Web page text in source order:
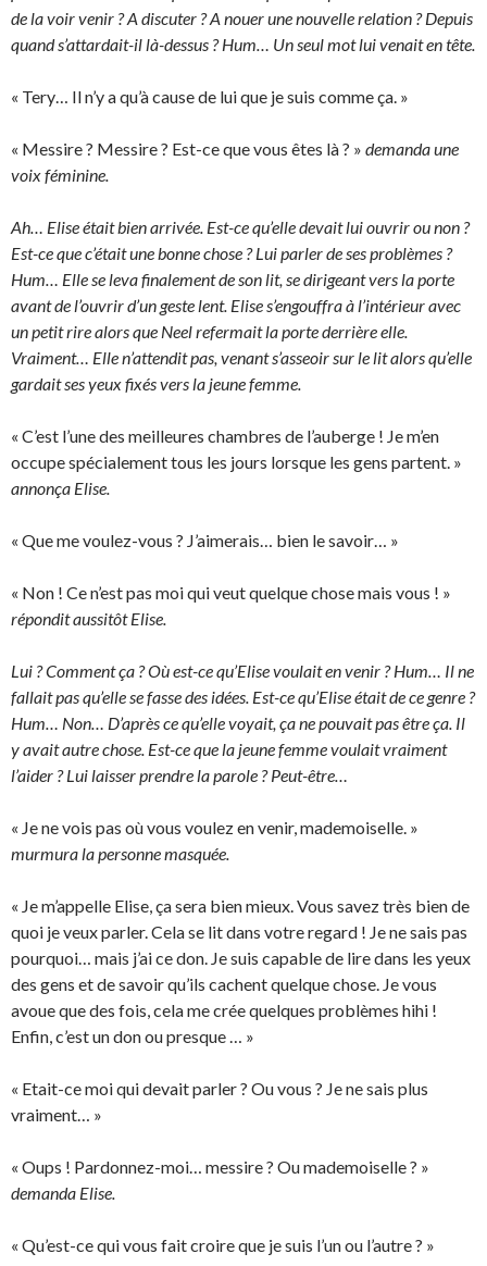
de la voir venir ? A discuter ? A nouer une nouvelle relation ? Depuis
quand s’attardait-il là-dessus ? Hum… Un seul mot lui venait en tête.
« Tery… Il n’y a qu’à cause de lui que je suis comme ça. »
« Messire ? Messire ? Est-ce que vous êtes là ? » demanda une
voix féminine.
Ah… Elise était bien arrivée. Est-ce qu’elle devait lui ouvrir ou non ?
Est-ce que c’était une bonne chose ? Lui parler de ses problèmes ?
Hum… Elle se leva finalement de son lit, se dirigeant vers la porte
avant de l’ouvrir d’un geste lent. Elise s’engouffra à l’intérieur avec
un petit rire alors que Neel refermait la porte derrière elle.
Vraiment… Elle n’attendit pas, venant s’asseoir sur le lit alors qu’elle
gardait ses yeux fixés vers la jeune femme.
« C’est l’une des meilleures chambres de l’auberge ! Je m’en
occupe spécialement tous les jours lorsque les gens partent. »
annonça Elise.
« Que me voulez-vous ? J’aimerais… bien le savoir… »
« Non ! Ce n’est pas moi qui veut quelque chose mais vous ! »
répondit aussitôt Elise.
Lui ? Comment ça ? Où est-ce qu’Elise voulait en venir ? Hum… Il ne
fallait pas qu’elle se fasse des idées. Est-ce qu’Elise était de ce genre ?
Hum… Non… D’après ce qu’elle voyait, ça ne pouvait pas être ça. Il
y avait autre chose. Est-ce que la jeune femme voulait vraiment
l’aider ? Lui laisser prendre la parole ? Peut-être…
« Je ne vois pas où vous voulez en venir, mademoiselle. »
murmura la personne masquée.
« Je m’appelle Elise, ça sera bien mieux. Vous savez très bien de
quoi je veux parler. Cela se lit dans votre regard ! Je ne sais pas
pourquoi… mais j’ai ce don. Je suis capable de lire dans les yeux
des gens et de savoir qu’ils cachent quelque chose. Je vous
avoue que des fois, cela me crée quelques problèmes hihi !
Enfin, c’est un don ou presque … »
« Etait-ce moi qui devait parler ? Ou vous ? Je ne sais plus
vraiment… »
« Oups ! Pardonnez-moi… messire ? Ou mademoiselle ? »
demanda Elise.
« Qu’est-ce qui vous fait croire que je suis l’un ou l’autre ? »